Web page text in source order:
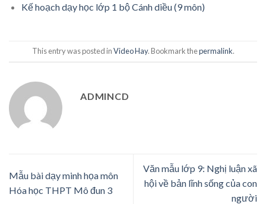
Kế hoạch dạy học lớp 1 bộ Cánh diều (9 môn)
This entry was posted inVideo Hay. Bookmark thepermalink.
ADMINCD
Mẫu bài dạy minh họa môn
Hóa học THPT Mô đun 3
Văn mẫu lớp 9: Nghị luận xã
hội về bản lĩnh sống của con
người